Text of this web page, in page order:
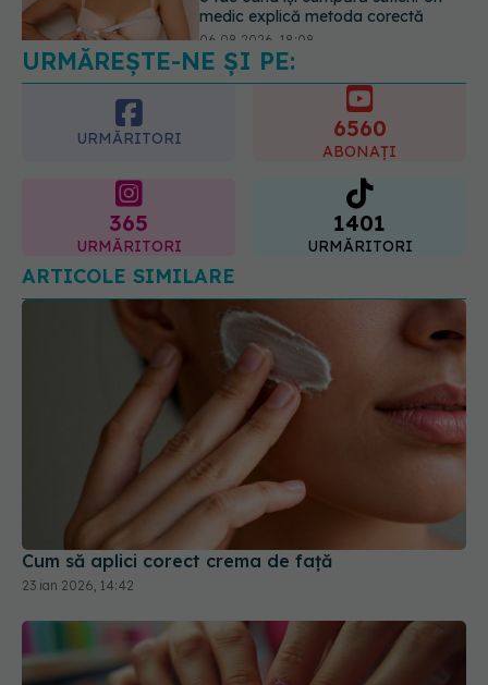
EXCLUSIV
De ce unele paciente
cu cancer de col uterin nu mai ajung
la operație. Dr. Sorin Bogdan
(SANADOR): Intervenția
chirurgicală, doar în situații
URMĂREȘTE-NE ȘI PE:
6560
ABONAȚI
365
URMĂRITORI
1401
URMĂRITORI
ARTICOLE SIMILARE
Cum să aplici corect crema de față
23 ian 2026, 14:42